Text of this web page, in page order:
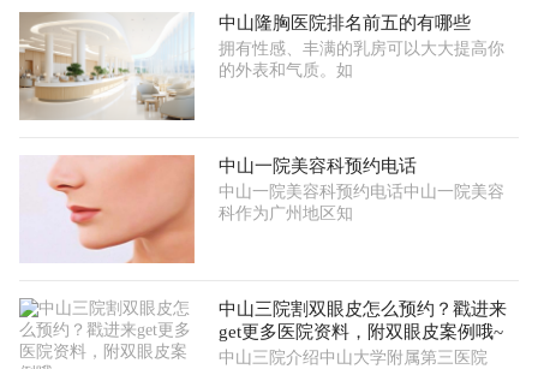
中山隆胸医院排名前五的有哪些
拥有性感、丰满的乳房可以大大提高你
的外表和气质。如
中山一院美容科预约电话
中山一院美容科预约电话中山一院美容
科作为广州地区知
中山三院割双眼皮怎么预约？戳进来
get更多医院资料，附双眼皮案例哦~
中山三院介绍中山大学附属第三医院